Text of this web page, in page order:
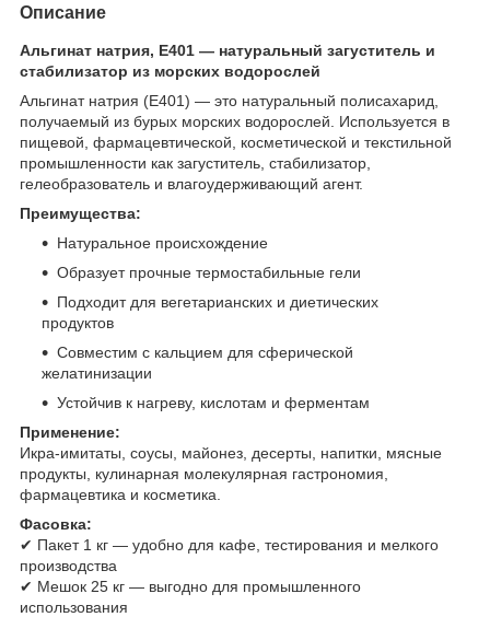
Описание
Альгинат натрия, Е401 — натуральный загуститель и
стабилизатор из морских водорослей
Альгинат натрия (Е401) — это натуральный полисахарид,
получаемый из бурых морских водорослей. Используется в
пищевой, фармацевтической, косметической и текстильной
промышленности как загуститель, стабилизатор,
гелеобразователь и влагоудерживающий агент.
Преимущества:
Натуральное происхождение
Образует прочные термостабильные гели
Подходит для вегетарианских и диетических
продуктов
Совместим с кальцием для сферической
желатинизации
Устойчив к нагреву, кислотам и ферментам
Применение:
Икра-имитаты, соусы, майонез, десерты, напитки, мясные
продукты, кулинарная молекулярная гастрономия,
фармацевтика и косметика.
Фасовка:
✔ Пакет 1 кг — удобно для кафе, тестирования и мелкого
производства
✔ Мешок 25 кг — выгодно для промышленного
использования